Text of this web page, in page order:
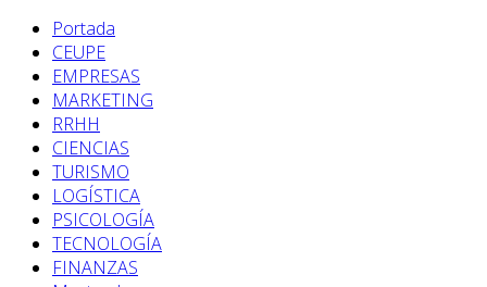
Portada
CEUPE
EMPRESAS
MARKETING
RRHH
CIENCIAS
TURISMO
LOGÍSTICA
PSICOLOGÍA
TECNOLOGÍA
FINANZAS